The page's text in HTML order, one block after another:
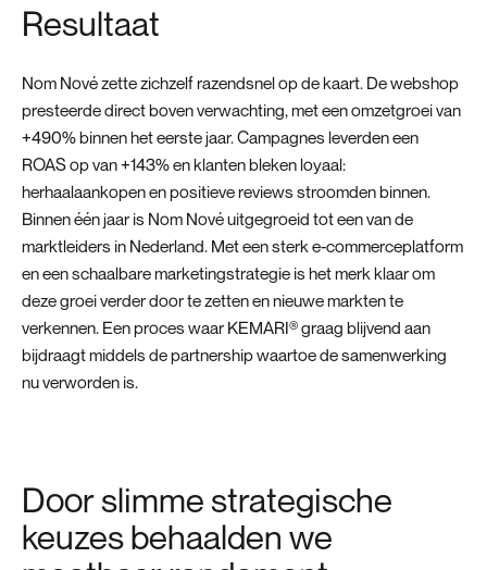
Resultaat
Nom Nové zette zichzelf razendsnel op de kaart. De webshop
presteerde direct boven verwachting, met een omzetgroei van
+490% binnen het eerste jaar. Campagnes leverden een
ROAS op van +143% en klanten bleken loyaal:
herhaalaankopen en positieve reviews stroomden binnen.
Binnen één jaar is Nom Nové uitgegroeid tot een van de
marktleiders in Nederland. Met een sterk e-commerceplatform
en een schaalbare marketingstrategie is het merk klaar om
deze groei verder door te zetten en nieuwe markten te
verkennen. Een proces waar KEMARI® graag blijvend aan
bijdraagt middels de partnership waartoe de samenwerking
nu verworden is.
Door slimme strategische
keuzes behaalden we